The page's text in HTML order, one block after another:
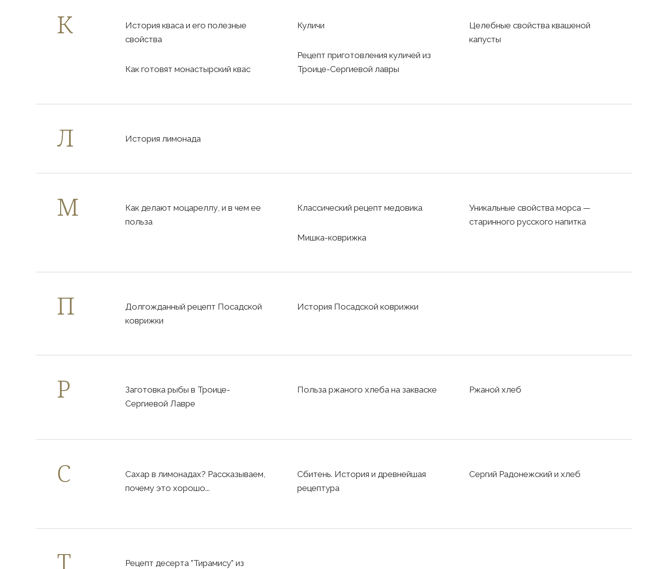
История кваса и его полезные
свойства
Как готовят монастырский квас
Куличи
Рецепт приготовления куличей из
Троице-Сергиевой лавры
Целебные свойства квашеной
капусты
История лимонада
Как делают моцареллу, и в чем ее
польза
Классический рецепт медовика
Мишка-коврижка
Уникальные свойства морса —
старинного русского напитка
Долгожданный рецепт Посадской
коврижки
История Посадской коврижки
Заготовка рыбы в Троице-
Сергиевой Лавре
Польза ржаного хлеба на закваске Ржаной хлеб
Сахар в лимонадах? Рассказываем,
почему это хорошо...
Сбитень. История и древнейшая
рецептура
Сергий Радонежский и хлеб
Рецепт десерта "Тирамису" из